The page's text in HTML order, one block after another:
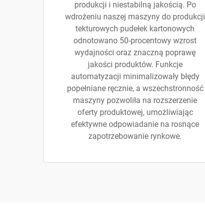
produkcji i niestabilną jakością. Po
wdrożeniu naszej maszyny do produkcji
tekturowych pudełek kartonowych
odnotowano 50-procentowy wzrost
wydajności oraz znaczną poprawę
jakości produktów. Funkcje
automatyzacji minimalizowały błędy
popełniane ręcznie, a wszechstronność
maszyny pozwoliła na rozszerzenie
oferty produktowej, umożliwiając
efektywne odpowiadanie na rosnące
zapotrzebowanie rynkowe.